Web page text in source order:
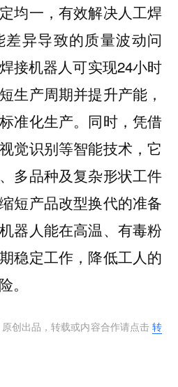
均一，有效解决人工焊
异导致的质量波动问
接机器人可实现24小时
生产周期并提升产能，
准化生产。同时，凭借
觉识别等智能技术，它
多品种及复杂形状工件
短产品改型换代的准备
器人能在高温、有毒粉
稳定工作，降低工人的
。
原创出品，转载或内容合作请点击转